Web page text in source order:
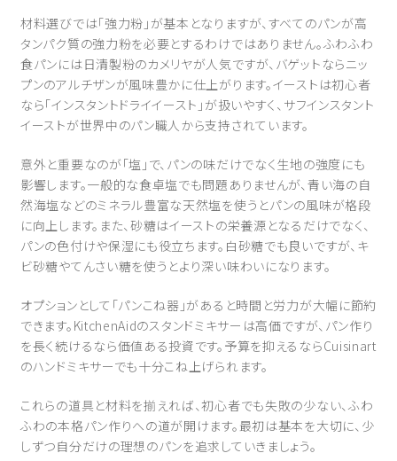
材料選びでは「強力粉」が基本となりますが、すべてのパンが高
タンパク質の強力粉を必要とするわけではありません。ふわふわ
食パンには日清製粉のカメリヤが人気ですが、バゲットならニッ
プンのアルチザンが風味豊かに仕上がります。イーストは初心者
なら「インスタントドライイースト」が扱いやすく、サフインスタント
イーストが世界中のパン職人から支持されています。
意外と重要なのが「塩」で、パンの味だけでなく生地の強度にも
影響します。一般的な食卓塩でも問題ありませんが、青い海の自
然海塩などのミネラル豊富な天然塩を使うとパンの風味が格段
に向上します。また、砂糖はイーストの栄養源となるだけでなく、
パンの色付けや保湿にも役立ちます。白砂糖でも良いですが、キ
ビ砂糖やてんさい糖を使うとより深い味わいになります。
オプションとして「パンこね器」があると時間と労力が大幅に節約
できます。KitchenAidのスタンドミキサーは高価ですが、パン作り
を長く続けるなら価値ある投資です。予算を抑えるならCuisinart
のハンドミキサーでも十分こね上げられます。
これらの道具と材料を揃えれば、初心者でも失敗の少ない、ふわ
ふわの本格パン作りへの道が開けます。最初は基本を大切に、少
しずつ自分だけの理想のパンを追求していきましょう。